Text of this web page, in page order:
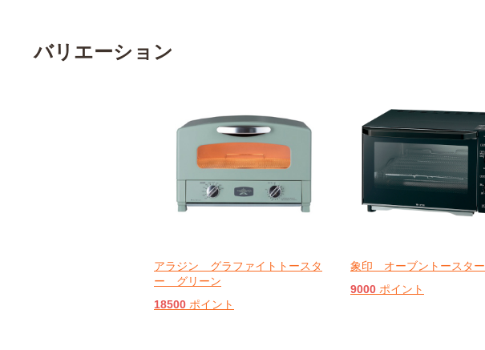
バリエーション
アラジン グラファイトトースタ
ー グリーン
18500 ポイント
象印 オーブントースター
9000 ポイント